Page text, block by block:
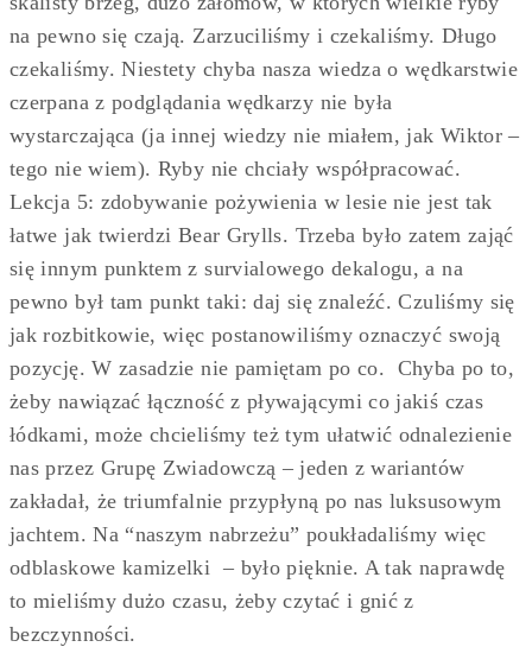
na pewno się czają. Zarzuciliśmy i czekaliśmy. Długo
czekaliśmy. Niestety chyba nasza wiedza o wędkarstwie
czerpana z podglądania wędkarzy nie była
wystarczająca (ja innej wiedzy nie miałem, jak Wiktor –
tego nie wiem). Ryby nie chciały współpracować.
Lekcja 5: zdobywanie pożywienia w lesie nie jest tak
łatwe jak twierdzi Bear Grylls. Trzeba było zatem zająć
się innym punktem z survialowego dekalogu, a na
pewno był tam punkt taki: daj się znaleźć. Czuliśmy się
jak rozbitkowie, więc postanowiliśmy oznaczyć swoją
pozycję. W zasadzie nie pamiętam po co. Chyba po to,
żeby nawiązać łączność z pływającymi co jakiś czas
łódkami, może chcieliśmy też tym ułatwić odnalezienie
nas przez Grupę Zwiadowczą – jeden z wariantów
zakładał, że triumfalnie przypłyną po nas luksusowym
jachtem. Na “naszym nabrzeżu” poukładaliśmy więc
odblaskowe kamizelki – było pięknie. A tak naprawdę
to mieliśmy dużo czasu, żeby czytać i gnić z
bezczynności.